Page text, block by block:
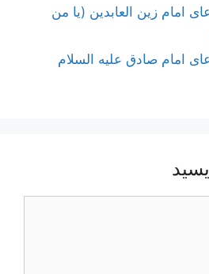
امام زین العابدین (یا من
امام صادق علیه السلام